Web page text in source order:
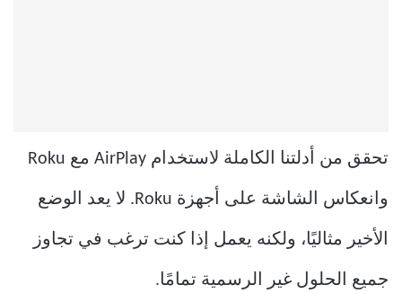
تحقق من أدلتنا الكاملة لاستخدام AirPlay مع Roku
وانعكاس الشاشة على أجهزة Roku. لا يعد الوضع
الأخير مثاليًا، ولكنه يعمل إذا كنت ترغب في تجاوز
جميع الحلول غير الرسمية تمامًا.